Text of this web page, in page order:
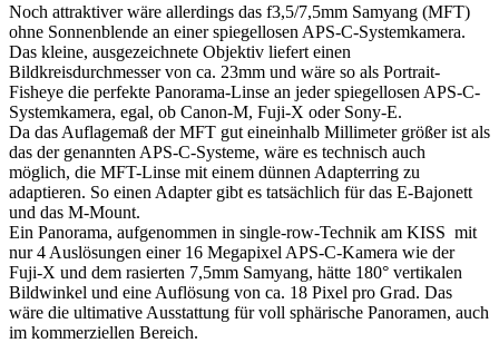
Noch attraktiver wäre allerdings das f3,5/7,5mm Samyang (MFT)
ohne Sonnenblende an einer spiegellosen APS-C-Systemkamera.
Das kleine, ausgezeichnete Objektiv liefert einen
Bildkreisdurchmesser von ca. 23mm und wäre so als Portrait-
Fisheye die perfekte Panorama-Linse an jeder spiegellosen APS-C-
Systemkamera, egal, ob Canon-M, Fuji-X oder Sony-E.
Da das Auflagemaß der MFT gut eineinhalb Millimeter größer ist als
das der genannten APS-C-Systeme, wäre es technisch auch
möglich, die MFT-Linse mit einem dünnen Adapterring zu
adaptieren. So einen Adapter gibt es tatsächlich für das E-Bajonett
und das M-Mount.
Ein Panorama, aufgenommen in single-row-Technik am KISS mit
nur 4 Auslösungen einer 16 Megapixel APS-C-Kamera wie der
Fuji-X und dem rasierten 7,5mm Samyang, hätte 180° vertikalen
Bildwinkel und eine Auflösung von ca. 18 Pixel pro Grad. Das
wäre die ultimative Ausstattung für voll sphärische Panoramen, auch
im kommerziellen Bereich.